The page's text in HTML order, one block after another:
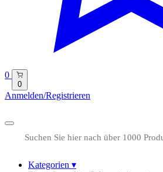
0
0
Anmelden/Registrieren
Kategorien ▾